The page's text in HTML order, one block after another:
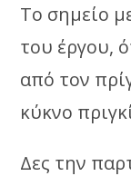
Το σημείο
του έργου,
από τον
κύκνο
Δες την